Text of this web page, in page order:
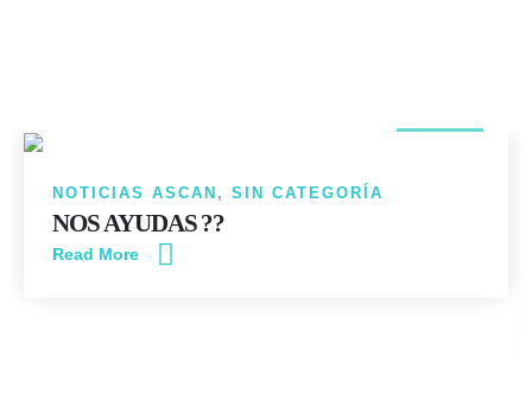
NOTICIAS ASCAN , SIN CATEGORÍA
NOS AYUDAS ??
Read More